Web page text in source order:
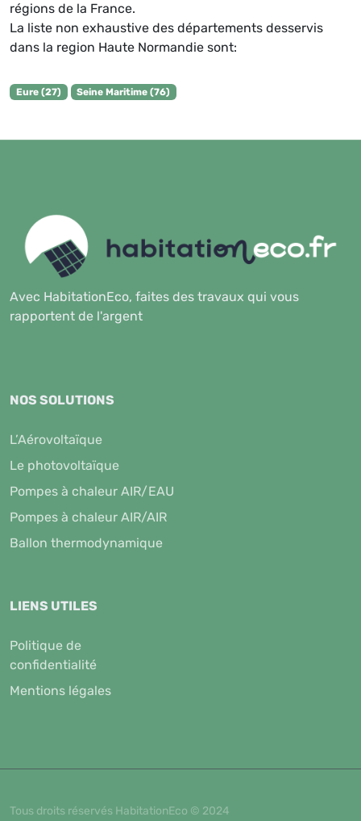
régions de la France.
La liste non exhaustive des départements desservis
dans la region Haute Normandie sont:
Eure (27) Seine Maritime (76)
Avec HabitationEco, faites des travaux qui vous
rapportent de l'argent
NOS SOLUTIONS
L’Aérovoltaïque
Le photovoltaïque
Pompes à chaleur AIR/EAU
Pompes à chaleur AIR/AIR
Ballon thermodynamique
LIENS UTILES
Politique de
confidentialité
Mentions légales
Tous droits réservés HabitationEco © 2024